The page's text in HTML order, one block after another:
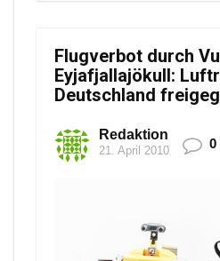
Flugverbot durch
Eyjafjallajökull:
Deutschland
Redaktion
21. April 2010 0